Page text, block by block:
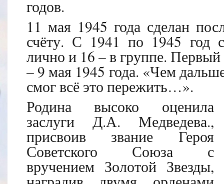
годов.
11 мая 1945 года сделан
счёту. С 1941 по 1945 год
лично и 16 – в группе.
– 9 мая 1945 года. «Чем
смог всё это пережить…».
Родина высоко оценила
заслуги Д.А. Медведева.,
присвоив звание Героя
Советского Союза с
вручением Золотой Звезды,